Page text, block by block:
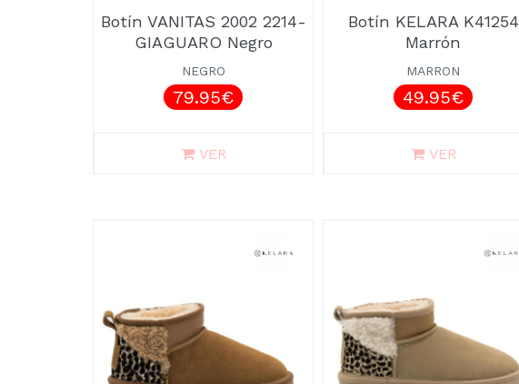
Botín VANITAS 2002 2214-
GIAGUARO Negro
NEGRO
79.95€
VER
Botín KELARA K41254
Marrón
MARRON
49.95€
VER